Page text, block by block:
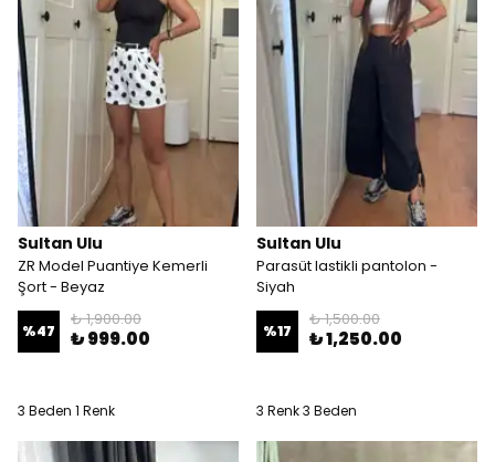
Sultan Ulu
ZR Model Puantiye Kemerli
Şort - Beyaz
%47
₺ 1,900.00
₺ 999.00
3 Beden 1 Renk
Sultan Ulu
Parasüt lastikli pantolon -
Siyah
%17
₺ 1,500.00
₺ 1,250.00
3 Renk 3 Beden